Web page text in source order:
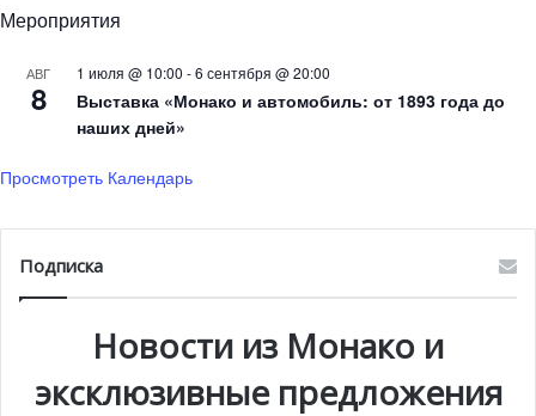
Мероприятия
АВГ
8
1 июля @ 10:00 -6 сентября @ 20:00
Выставка «Монако и автомобиль: от 1893 года до
наших дней»
Просмотреть Календарь
Подписка
Новости из Монако и
эксклюзивные предложения